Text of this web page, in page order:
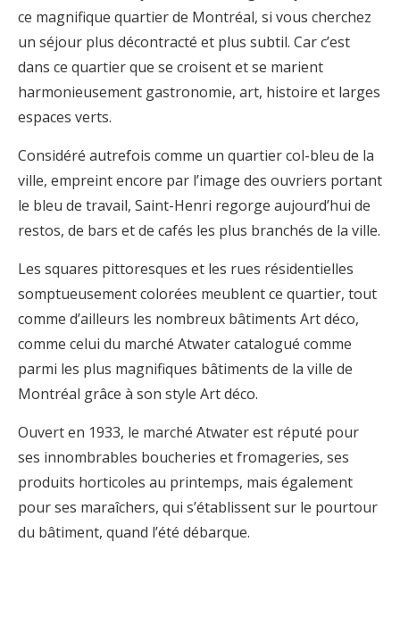
ce magnifique quartier de Montréal, si vous cherchez
un séjour plus décontracté et plus subtil. Car c’est
dans ce quartier que se croisent et se marient
harmonieusement gastronomie, art, histoire et larges
espaces verts.
Considéré autrefois comme un quartier col-bleu de la
ville, empreint encore par l’image des ouvriers portant
le bleu de travail, Saint-Henri regorge aujourd’hui de
restos, de bars et de cafés les plus branchés de la ville.
Les squares pittoresques et les rues résidentielles
somptueusement colorées meublent ce quartier, tout
comme d’ailleurs les nombreux bâtiments Art déco,
comme celui du marché Atwater catalogué comme
parmi les plus magnifiques bâtiments de la ville de
Montréal grâce à son style Art déco.
Ouvert en 1933, le marché Atwater est réputé pour
ses innombrables boucheries et fromageries, ses
produits horticoles au printemps, mais également
pour ses maraîchers, qui s’établissent sur le pourtour
du bâtiment, quand l’été débarque.